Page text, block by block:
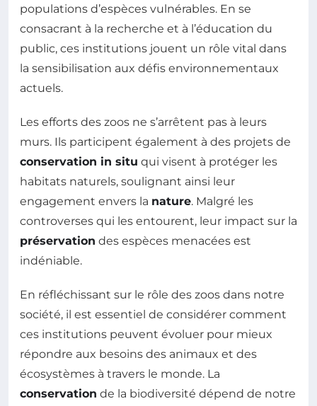
populations d’espèces vulnérables. En se
consacrant à la recherche et à l’éducation du
public, ces institutions jouent un rôle vital dans
la sensibilisation aux défis environnementaux
actuels.
Les efforts des zoos ne s’arrêtent pas à leurs
murs. Ils participent également à des projets de
conservation in situ qui visent à protéger les
habitats naturels, soulignant ainsi leur
engagement envers la nature. Malgré les
controverses qui les entourent, leur impact sur la
préservation des espèces menacées est
indéniable.
En réfléchissant sur le rôle des zoos dans notre
société, il est essentiel de considérer comment
ces institutions peuvent évoluer pour mieux
répondre aux besoins des animaux et des
écosystèmes à travers le monde. La
conservation de la biodiversité dépend de notre